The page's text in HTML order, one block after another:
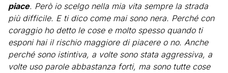
piace. Però io scelgo nella mia vita sempre la strada
più difficile. E ti dico come mai sono nera. Perché con
coraggio ho detto le cose e molto spesso quando ti
esponi hai il rischio maggiore di piacere o no. Anche
perché sono istintiva, a volte sono stata aggressiva, a
volte uso parole abbastanza forti, ma sono tutte cose